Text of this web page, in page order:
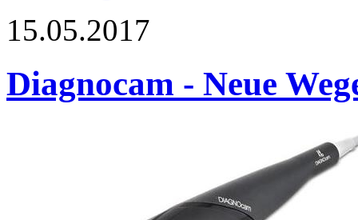
15.05.2017
Diagnocam - Neue